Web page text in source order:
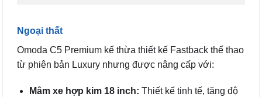
Ngoại thất
Omoda C5 Premium kế thừa thiết kế Fastback thể thao
từ phiên bản Luxury nhưng được nâng cấp với:
Mâm xe hợp kim 18 inch: Thiết kế tinh tế, tăng độ